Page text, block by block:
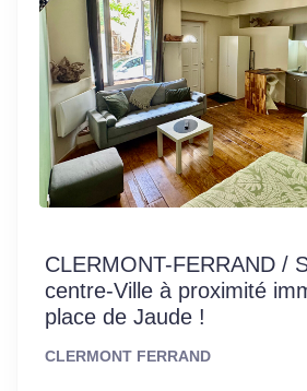
CLERMONT-FERRAND /
centre-Ville à proximité
place de Jaude !
CLERMONT FERRAND